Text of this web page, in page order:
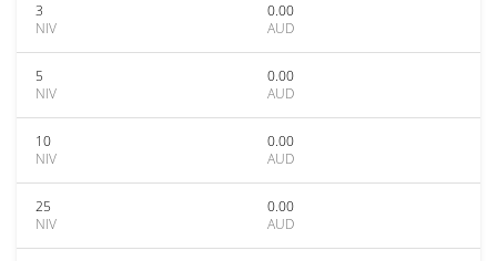
3
NIV
0.00
AUD
5
NIV
0.00
AUD
10
NIV
0.00
AUD
25
NIV
0.00
AUD